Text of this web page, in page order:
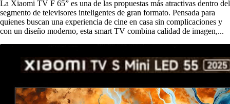
La Xiaomi TV F 65” es una de las propuestas más atractivas dentro del
segmento de televisores inteligentes de gran formato. Pensada para
quienes buscan una experiencia de cine en casa sin complicaciones y
con un diseño moderno, esta smart TV combina calidad de imagen,...